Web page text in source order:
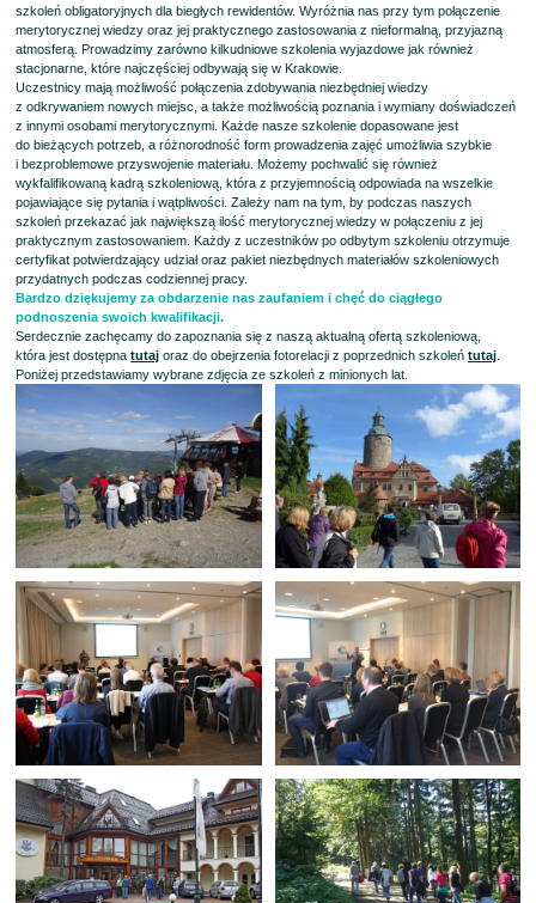
szkoleń obligatoryjnych dla biegłych rewidentów. Wyróżnia nas przy tym połączenie
merytorycznej wiedzy oraz jej praktycznego zastosowania z nieformalną, przyjazną
atmosferą. Prowadzimy zarówno kilkudniowe szkolenia wyjazdowe jak również
stacjonarne, które najczęściej odbywają się w Krakowie.
Uczestnicy mają możliwość połączenia zdobywania niezbędniej wiedzy
z odkrywaniem nowych miejsc, a także możliwością poznania i wymiany doświadczeń
z innymi osobami merytorycznymi. Każde nasze szkolenie dopasowane jest
do bieżących potrzeb, a różnorodność form prowadzenia zajęć umożliwia szybkie
i bezproblemowe przyswojenie materiału. Możemy pochwalić się również
wykfalifikowaną kadrą szkoleniową, która z przyjemnością odpowiada na wszelkie
pojawiające się pytania i wątpliwości. Zależy nam na tym, by podczas naszych
szkoleń przekazać jak największą ilość merytorycznej wiedzy w połączeniu z jej
praktycznym zastosowaniem. Każdy z uczestników po odbytym szkoleniu otrzymuje
certyfikat potwierdzający udział oraz pakiet niezbędnych materiałów szkoleniowych
przydatnych podczas codziennej pracy.
Bardzo dziękujemy za obdarzenie nas zaufaniem i chęć do ciągłego
podnoszenia swoich kwalifikacji.
Serdecznie zachęcamy do zapoznania się z naszą aktualną ofertą szkoleniową,
która jest dostępnatutaj oraz do obejrzenia fotorelacji z poprzednich szkoleńtutaj
Poniżej przedstawiamy wybrane zdjęcia ze szkoleń z minionych lat.